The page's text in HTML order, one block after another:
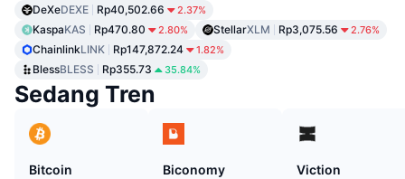
DeXeDEXE Rp40,502.66 2.37%
KaspaKAS Rp470.80 2.80% StellarXLM Rp3,075.56 2.76%
ChainlinkLINK Rp147,872.24 1.82%
BlessBLESS Rp355.73 35.84%
Sedang Tren
Bitcoin
Biconomy
Viction